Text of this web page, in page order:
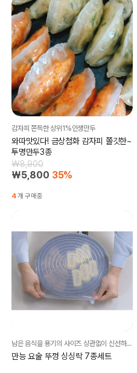
감자피 쫀득한 상위1%인생만두
와따맛있다! 금상첨화 감자피 쫄깃한~
투명만두3종
₩8,900
₩5,800 35%
4개 구매중
남은 음식을 용기의 사이즈 상관없이 신선하게 완벽 밀봉!
만능 요술 뚜껑 싱싱락 7종세트